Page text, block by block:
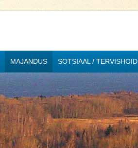
MAJANDUS SOTSIAAL / TERVISHOID